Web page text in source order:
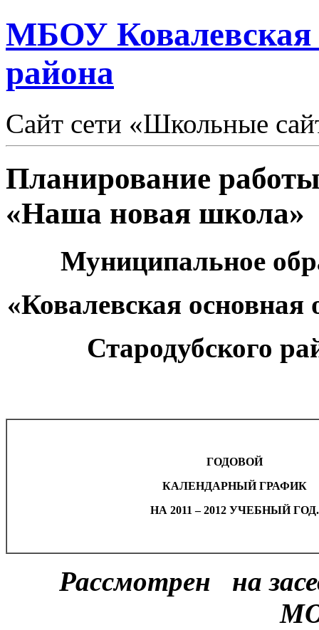
МБОУ
района
Сайт сети «Школьные
Планирование
«Наша новая школа»
Муниципальное
«Ковалевская
Стародубского
ГОДОВОЙ
КАЛЕНДАРНЫЙ ГРАФИК
НА 2011 – 2012 УЧЕБНЫЙ ГОД.
Рассмотрен на